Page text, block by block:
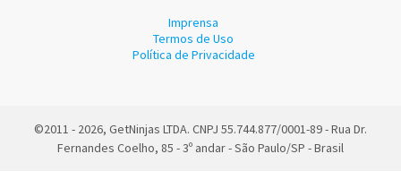
Imprensa
Termos de Uso
Política de Privacidade
©2011 - 2026, GetNinjas LTDA. CNPJ 55.744.877/0001-89 - Rua Dr.
Fernandes Coelho, 85 - 3º andar - São Paulo/SP - Brasil